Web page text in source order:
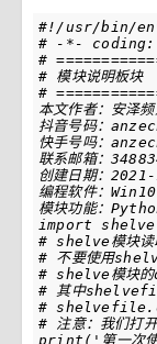
#!/usr/bin/
# -*-
#
# 模块说明板块
#
import
shelve
# shelve模块读
# 不要使用
# shelve模块
# 其中
#
# 注意：我们打
print ( '第一次